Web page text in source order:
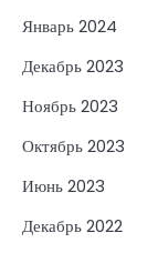
Январь 2024
Декабрь 2023
Ноябрь 2023
Октябрь 2023
Июнь 2023
Декабрь 2022